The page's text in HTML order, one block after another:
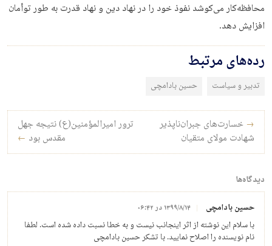
محافظه‌کار می‌کوشد نفوذ خود را در نهاد دین و نهاد قدرت به طور توأمان
افزایش دهد.
رده‌های مرتبط
تدبیر و سیاست حسین بادامچی
راه‌بری نوشته
→ خسارت‌های جبران‌ناپذیر
شهادت مولای متقیان
ترور امیرالمؤمنین(ع) نتیجه جهل
مقدس بود ←
دیدگاه‌ها
حسین بادامچی ۱۳۹۹/۸/۱۴ در ۰۶:۴۲
با سلام این نوشته از اثر اینجانب نیست و به خطا نسبت داده شده است. لطفا
نام نویسنده را اصلاح نمایید. با تشکر حسین بادامچی